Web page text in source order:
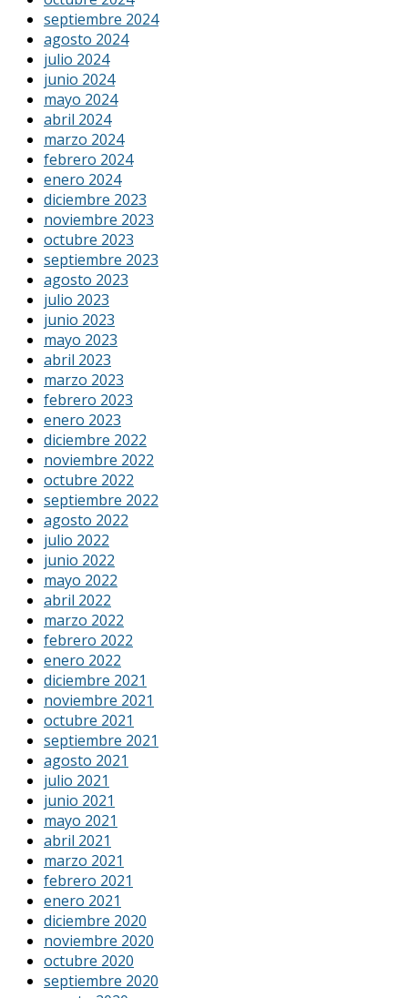
septiembre 2024
agosto 2024
julio 2024
junio 2024
mayo 2024
abril 2024
marzo 2024
febrero 2024
enero 2024
diciembre 2023
noviembre 2023
octubre 2023
septiembre 2023
agosto 2023
julio 2023
junio 2023
mayo 2023
abril 2023
marzo 2023
febrero 2023
enero 2023
diciembre 2022
noviembre 2022
octubre 2022
septiembre 2022
agosto 2022
julio 2022
junio 2022
mayo 2022
abril 2022
marzo 2022
febrero 2022
enero 2022
diciembre 2021
noviembre 2021
octubre 2021
septiembre 2021
agosto 2021
julio 2021
junio 2021
mayo 2021
abril 2021
marzo 2021
febrero 2021
enero 2021
diciembre 2020
noviembre 2020
octubre 2020
septiembre 2020